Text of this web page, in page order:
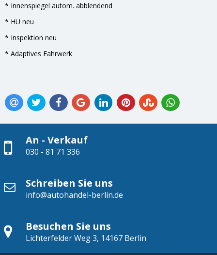
* Innenspiegel autom. abblendend
* HU neu
* Inspektion neu
* Adaptives Fahrwerk
An - Verkauf
030 - 81 71 336
Schreiben Sie uns
info@autohandel-berlin.de
Besuchen Sie uns
Lichterfelder Weg 3, 14167 Berlin